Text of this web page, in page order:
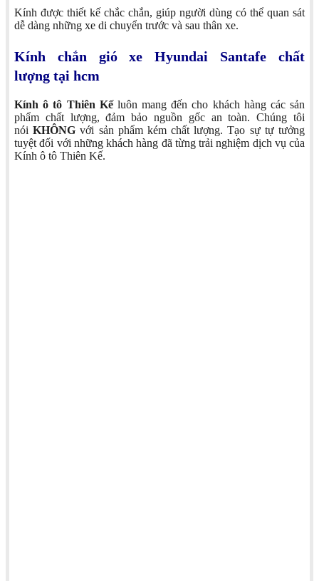
Kính được thiết kế chắc chắn, giúp người dùng có thể quan sát
dễ dàng những xe di chuyển trước và sau thân xe.
Kính chắn gió xe Hyundai Santafe chất
lượng tại hcm
Kính ô tô Thiên Kếluôn mang đến cho khách hàng các sản
phẩm chất lượng, đảm bảo nguồn gốc an toàn. Chúng tôi
nóiKHÔNG với sản phẩm kém chất lượng. Tạo sự tự tưởng
tuyệt đối với những khách hàng đã từng trải nghiệm dịch vụ của
Kính ô tô Thiên Kế.